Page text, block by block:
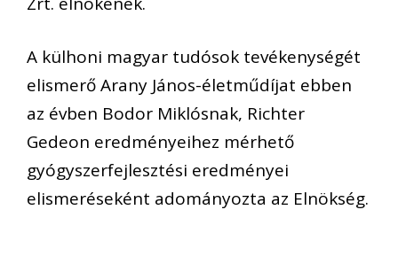
A külhoni magyar tudósok tevékenységét
elismerő Arany János-életműdíjat ebben
az évben Bodor Miklósnak, Richter
Gedeon eredményeihez mérhető
gyógyszerfejlesztési eredményei
elismeréseként adományozta az Elnökség.